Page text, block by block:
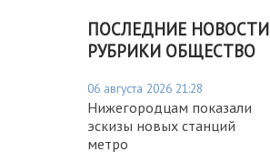
ПОСЛЕДНИЕ НОВОСТИ
РУБРИКИ ОБЩЕСТВО
06 августа 2026 21:28
Нижегородцам показали
эскизы новых станций
метро